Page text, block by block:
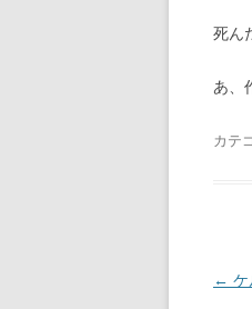
死ん
あ、
カテ
投
←